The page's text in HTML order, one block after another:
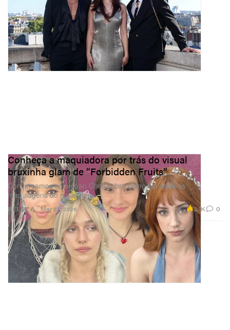
BELEZA
Conheça a maquiadora por trás do visual
bruxinha glam de “Forbidden Fruits”
Conversamos com Joan Chell sobre como ela criou as
maquiagens do novo filme.
Mar 27, 2026 2.1K 0